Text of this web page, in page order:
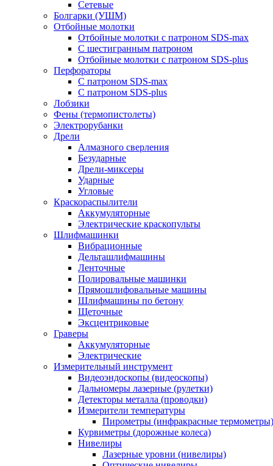
Сетевые
Болгарки (УШМ)
Отбойные молотки
Отбойные молотки с патроном SDS-max
С шестигранным патроном
Отбойные молотки с патроном SDS-plus
Перфораторы
С патроном SDS-max
С патроном SDS-plus
Лобзики
Фены (термопистолеты)
Электрорубанки
Дрели
Алмазного сверления
Безударные
Дрели-миксеры
Ударные
Угловые
Краскораспылители
Аккумуляторные
Электрические краскопульты
Шлифмашинки
Вибрационные
Дельташлифмашины
Ленточные
Полировальные машинки
Прямошлифовальные машины
Шлифмашины по бетону
Щеточные
Эксцентриковые
Граверы
Аккумуляторные
Электрические
Измерительный инструмент
Видеоэндоскопы (видеоскопы)
Дальномеры лазерные (рулетки)
Детекторы металла (проводки)
Измерители температуры
Пирометры (инфракрасные термометры)
Курвиметры (дорожные колеса)
Нивелиры
Лазерные уровни (нивелиры)